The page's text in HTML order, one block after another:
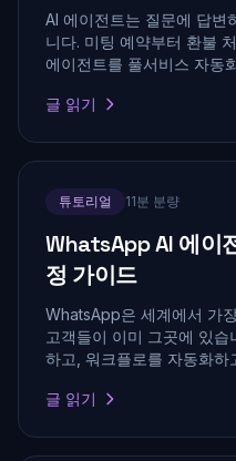
AI 에이전트는 질문에 답변
니다. 미팅 예약부터 환불
에이전트를 풀서비스 자동
글 읽기
튜토리얼 11분 분량
WhatsApp AI 에이
정 가이드
WhatsApp은 세계에서 가
고객들이 이미 그곳에 있
하고, 워크플로를 자동화하
글 읽기